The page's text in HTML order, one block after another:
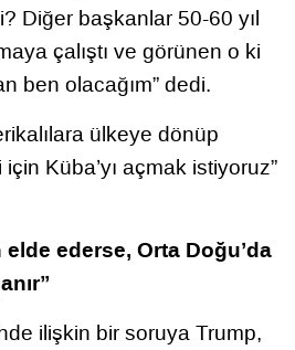
Diğer başkanlar 50-60 yıl
çalıştı ve görünen o ki
ben olacağım” dedi.
ülkeye dönüp
Küba’yı açmak istiyoruz”
ederse, Orta Doğu’da
ilişkin bir soruya Trump,